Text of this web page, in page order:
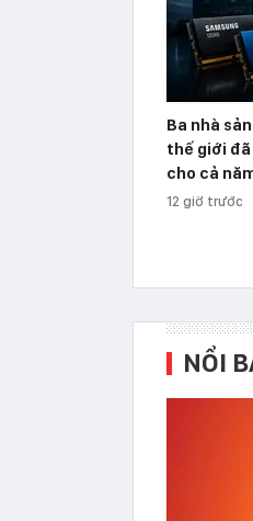
Ba nhà
thế giới
cho cả
12 giờ trước
NỔI